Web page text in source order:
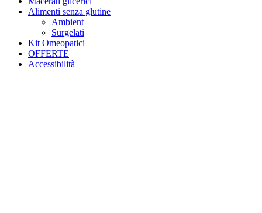
Alimenti senza glutine
Ambient
Surgelati
Kit Omeopatici
OFFERTE
Accessibilità